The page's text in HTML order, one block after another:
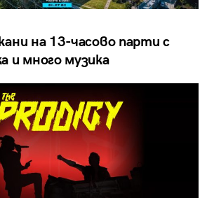
на 13-часово парти с
и много музика